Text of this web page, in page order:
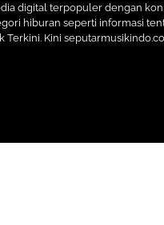
digital terpopuler dengan
hiburan seperti informasi
Terkini. Kini